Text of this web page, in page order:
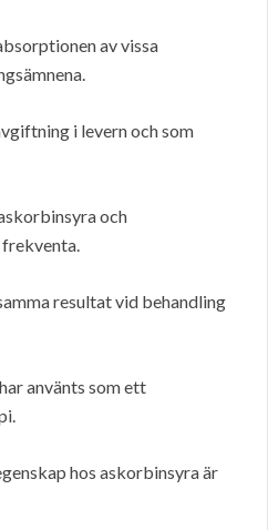
av vissa
i levern och som
och
resultat vid behandling
använts som ett
hos askorbinsyra är